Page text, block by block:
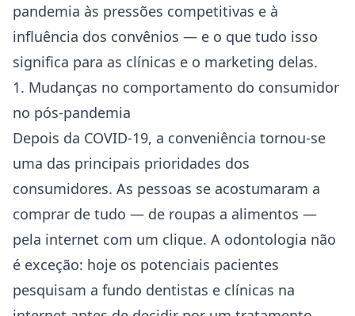
pandemia às pressões competitivas e à
influência dos convênios — e o que tudo isso
significa para as clínicas e o marketing delas.
1. Mudanças no comportamento do consumidor
no pós-pandemia
Depois da COVID-19, a conveniência tornou-se
uma das principais prioridades dos
consumidores. As pessoas se acostumaram a
comprar de tudo — de roupas a alimentos —
pela internet com um clique. A odontologia não
é exceção: hoje os potenciais pacientes
pesquisam a fundo dentistas e clínicas na